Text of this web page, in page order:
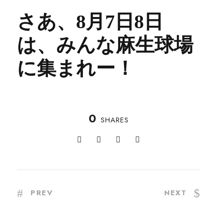
さあ、8月7日8日
は、みんな麻生球場
に集まれー！
0 SHARES
PREV NEXT